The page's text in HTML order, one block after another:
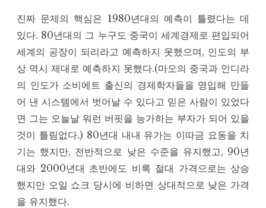
진짜 문제의 핵심은 1980년대의 예측이 틀렸다는 데
있다. 80년대의 그 누구도 중국이 세계경제로 편입되어
세계의 공장이 되리라고 예측하지 못했으며, 인도의 부
상 역시 제대로 예측하지 못했다.(마오의 중국과 인디라
의 인도가 소비에트 출신의 경제학자들을 영입해 만들
어 낸 시스템에서 벗어날 수 있다고 믿은 사람이 있었다
면 그는 오늘날 워런 버핏을 능가하는 부자가 되어 있을
것이 틀림없다.) 80년대 내내 유가는 이따금 요동을 치
기는 했지만, 전반적으로 낮은 수준을 유지했고, 90년
대와 2000년대 초반에도 비록 절대 가격으로는 상승
했지만 오일 쇼크 당시에 비하면 상대적으로 낮은 가격
을 유지했다.